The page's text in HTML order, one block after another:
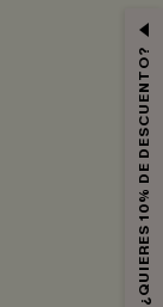
¿QUIERES 10% DE DESCUENTO?